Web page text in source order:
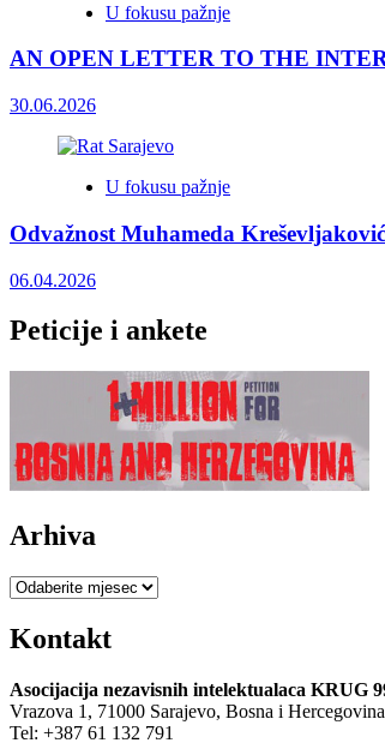
U fokusu pažnje
AN OPEN LETTER TO THE
30.06.2026
U fokusu pažnje
Odvažnost Muhameda
06.04.2026
Peticije i ankete
Arhiva
Arhiva
Kontakt
Asocijacija nezavisnih intelektualaca KRUG
Vrazova 1, 71000 Sarajevo, Bosna i Hercegovina
Tel: +387 61 132 791